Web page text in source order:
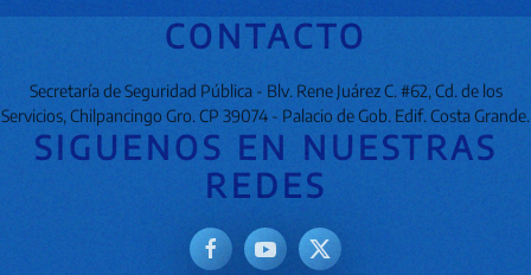
CONTACTO
Secretaría de Seguridad Pública - Blv. Rene Juárez C. #62, Cd. de los
Servicios, Chilpancingo Gro. CP 39074 - Palacio de Gob. Edif. Costa Grande.
SIGUENOS EN NUESTRAS
REDES